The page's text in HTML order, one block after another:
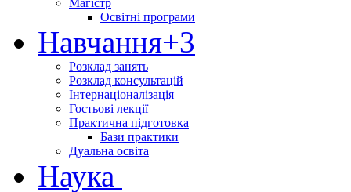
Магістр
Освітні програми
Навчання+3
Розклад занять
Розклад консультацій
Інтернаціоналізація
Гостьові лекції
Практична підготовка
Бази практики
Дуальна освіта
Наука